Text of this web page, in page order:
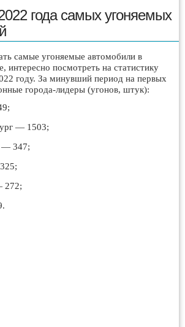
года самых угоняемых
самые угоняемые автомобили в
интересно посмотреть на статистику
году. За минувший период на первых
города-лидеры (угонов, штук):
— 1503;
— 347;
272;